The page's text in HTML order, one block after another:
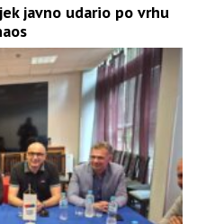
javno udario po vrhu